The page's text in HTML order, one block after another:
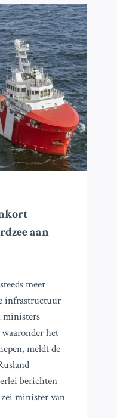
aan
meer
infrastructuur
ministers
het
meldt de
berichten
zei minister van